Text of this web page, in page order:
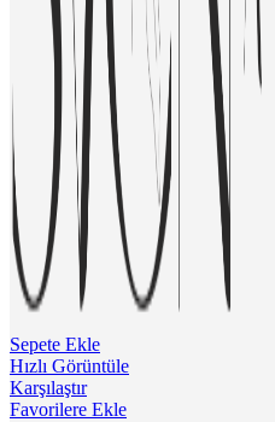
Sepete Ekle
Hızlı Görüntüle
Karşılaştır
Favorilere Ekle